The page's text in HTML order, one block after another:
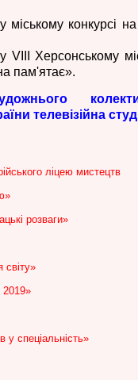
міському конкурсі
VIII Херсонському
пам'ятає».
телевізійна
ліцею мистецтв
розваги»
світу»
спеціальність»